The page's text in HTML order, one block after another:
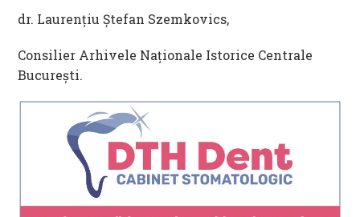
dr. Laurențiu Ștefan Szemkovics,
Consilier Arhivele Naționale Istorice Centrale
București.